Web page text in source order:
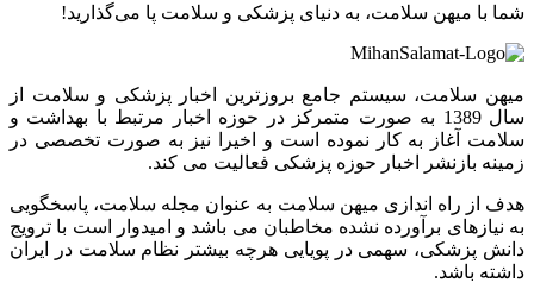
شما با میهن سلامت، به دنیای پزشکی و سلامت پا می‌گذارید!
میهن سلامت، سیستم جامع بروزترین اخبار پزشکی و سلامت از
سال 1389 به صورت متمرکز در حوزه اخبار مرتبط با بهداشت و
سلامت آغاز به کار نموده است و اخیرا نیز به صورت تخصصی در
زمینه بازنشر اخبار حوزه پزشکی فعالیت می کند.
هدف از راه اندازی میهن سلامت به عنوان مجله سلامت، پاسخگویی
به نیازهای برآورده نشده مخاطبان می باشد و امیدوار است با ترویج
دانش پزشکی، سهمی در پویایی هرچه بیشتر نظام سلامت در ایران
داشته باشد.